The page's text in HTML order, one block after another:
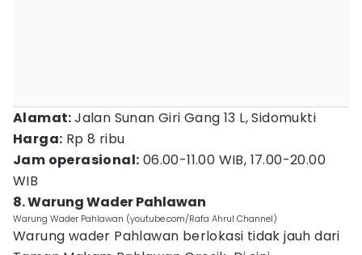
Alamat:Jalan Sunan Giri Gang 13 L, Sidomukti
Harga: Rp 8 ribu
Jam operasional: 06.00-11.00 WIB, 17.00-20.00
WIB
8. Warung Wader Pahlawan
Warung Wader Pahlawan (youtube.com/Rafa Ahrul Channel)
Warung wader Pahlawan berlokasi tidak jauh dari